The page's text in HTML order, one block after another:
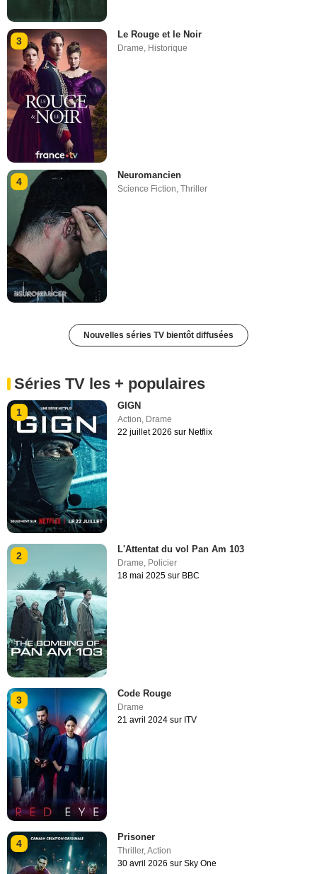
3
Le Rouge et le Noir
Drame, Historique
4
Neuromancien
Science Fiction ,Thriller
Nouvelles séries TV bientôt diffusées
Séries TV les + populaires
1
GIGN
Action, Drame
22 juillet 2026 sur Netflix
2
L'Attentat du vol Pan Am 103
Drame, Policier
18 mai 2025 sur BBC
3
Code Rouge
Drame
21 avril 2024 sur ITV
4
Prisoner
Thriller,Action
30 avril 2026 sur Sky One